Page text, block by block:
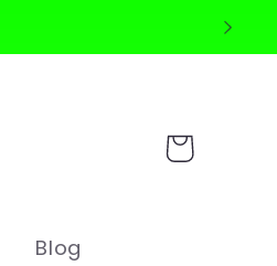
Blog
Shopping
Cart